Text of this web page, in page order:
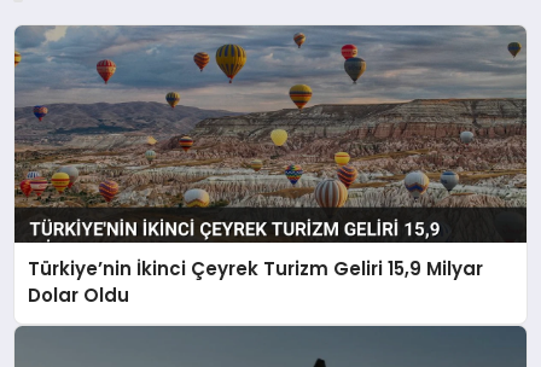
Türkiye’nin İkinci Çeyrek Turizm Geliri 15,9 Milyar
Dolar Oldu